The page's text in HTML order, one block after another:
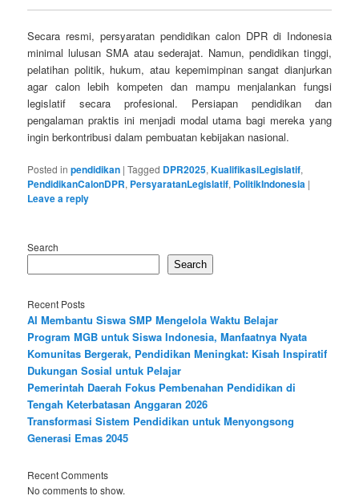
Secara resmi, persyaratan pendidikan calon DPR di Indonesia
minimal lulusan SMA atau sederajat. Namun, pendidikan tinggi,
pelatihan politik, hukum, atau kepemimpinan sangat dianjurkan
agar calon lebih kompeten dan mampu menjalankan fungsi
legislatif secara profesional. Persiapan pendidikan dan
pengalaman praktis ini menjadi modal utama bagi mereka yang
ingin berkontribusi dalam pembuatan kebijakan nasional.
Posted in pendidikan |Tagged DPR2025,KualifikasiLegislatif,
PendidikanCalonDPR, PersyaratanLegislatif, PolitikIndonesia |
Leave a reply
Search
Search
Recent Posts
AI Membantu Siswa SMP Mengelola Waktu Belajar
Program MGB untuk Siswa Indonesia, Manfaatnya Nyata
Komunitas Bergerak, Pendidikan Meningkat: Kisah Inspiratif
Dukungan Sosial untuk Pelajar
Pemerintah Daerah Fokus Pembenahan Pendidikan di
Tengah Keterbatasan Anggaran 2026
Transformasi Sistem Pendidikan untuk Menyongsong
Generasi Emas 2045
Recent Comments
No comments to show.